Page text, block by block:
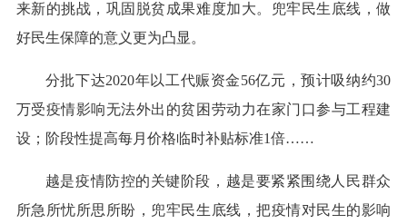
来新的挑战，巩固脱贫成果难度加大。兜牢民生底线，做
好民生保障的意义更为凸显。
分批下达2020年以工代赈资金56亿元，预计吸纳约30
万受疫情影响无法外出的贫困劳动力在家门口参与工程建
设；阶段性提高每月价格临时补贴标准1倍……
越是疫情防控的关键阶段，越是要紧紧围绕人民群众
所急所忧所思所盼，兜牢民生底线，把疫情对民生的影响